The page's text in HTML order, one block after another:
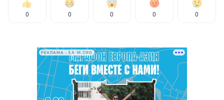
0 0 0 0 0
РЕКЛАМА • EA-M.ORG